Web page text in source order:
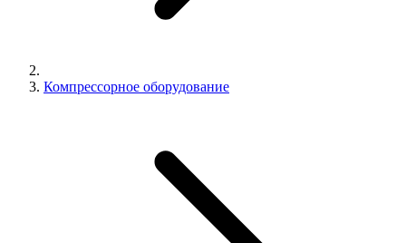
Компрессорное оборудование